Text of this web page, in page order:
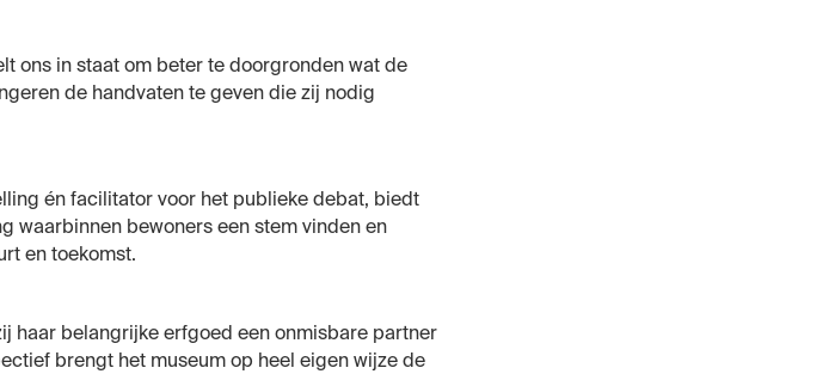
ons in staat om beter te doorgronden wat de
de handvaten te geven die zij nodig
én facilitator voor het publieke debat, biedt
waarbinnen bewoners een stem vinden en
en toekomst.
haar belangrijke erfgoed een onmisbare partner
brengt het museum op heel eigen wijze de